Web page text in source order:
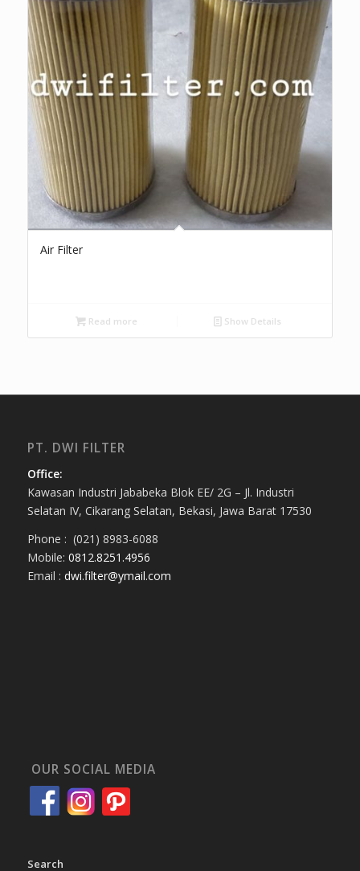
Air Filter
Read more Show Details
PT. DWI FILTER
Office:
Kawasan Industri Jababeka Blok EE/ 2G – Jl. Industri
Selatan IV, Cikarang Selatan, Bekasi, Jawa Barat 17530
Phone : (021) 8983-6088
Mobile: 0812.8251.4956
Email : dwi.filter@ymail.com
OUR SOCIAL MEDIA
Search